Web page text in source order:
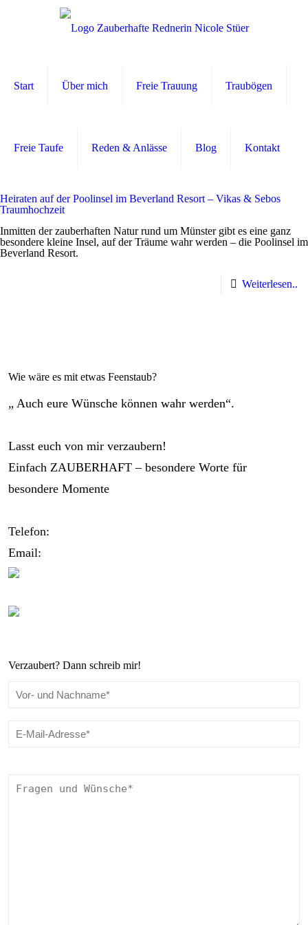
Start Über mich Freie Trauung Traubögen
Freie Taufe Reden & Anlässe Blog Kontakt
Heiraten auf der Poolinsel im Beverland Resort – Vikas & Sebos
Traumhochzeit
Inmitten der zauberhaften Natur rund um Münster gibt es eine ganz
besondere kleine Insel, auf der Träume wahr werden – die Poolinsel im
Beverland Resort.
Weiterlesen..
Wie wäre es mit etwas Feenstaub?
„ Auch eure Wünsche können wahr werden“.
Lasst euch von mir verzaubern!
Einfach ZAUBERHAFT – besondere Worte für
besondere Momente
Telefon:
Email:
Verzaubert? Dann schreib mir!